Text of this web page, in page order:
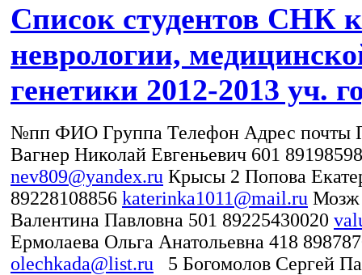
Список студентов СНК
неврологии,
генетики 2012-2013 уч.
№пп ФИО Группа Телефон Адрес почты
Вагнер Николай Евгеньевич 601
nev809@yandex.ru Крысы 2 Попова
89228108856 katerinka1011@mail.ru Мозж
Валентина Павловна 501 89225430020
Ермолаева Ольга Анатольевна 418
olechkada@list.ru 5 Богомолов Сергей